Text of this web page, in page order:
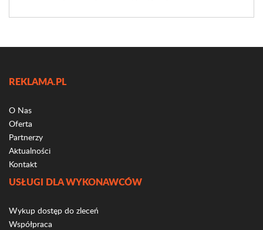
REKLAMA.PL
O Nas
Oferta
Partnerzy
Aktualności
Kontakt
USŁUGI DLA WYKONAWCÓW
Wykup dostęp do zleceń
Współpraca